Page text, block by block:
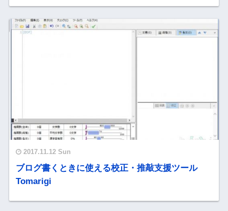
2017.11.12 Sun
ブログ書くときに使える校正・推敲支援ツール
Tomarigi